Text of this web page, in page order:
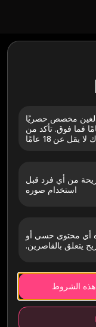
مخصص حصريًا
الذين تبلغ أعمارهم 18 عامًا فما فوق. تأكد من
يقل عن 18 عامًا
من أي فرد قبل
استخدام صوره
أي محتوى حسي أو
يتعلق بالقاصرين.
الصور المتعددة